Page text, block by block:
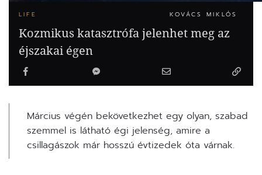
LIFE KOVÁCS MIKLÓS
Kozmikus katasztrófa jelenhet meg az
éjszakai égen
Március végén bekövetkezhet egy olyan, szabad
szemmel is látható égi jelenség, amire a
csillagászok már hosszú évtizedek óta várnak.